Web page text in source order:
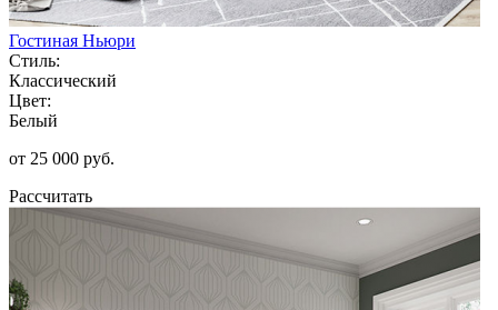
Гостиная Ньюри
Стиль:
Классический
Цвет:
Белый
от 25 000 руб.
Рассчитать